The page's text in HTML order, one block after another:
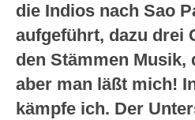
die Indios nach Sao
aufgeführt, dazu drei
den Stämmen
aber man läßt mich!
kämpfe ich. Der